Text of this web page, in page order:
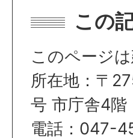
この
このページ
所在地：〒
号 市庁舎4階
電話：047-